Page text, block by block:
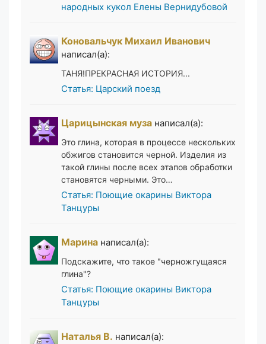
народных кукол Елены Вернидубовой
Коновальчук Михаил Иванович
написал(а):
ТАНЯ!ПРЕКРАСНАЯ ИСТОРИЯ...
Статья: Царский поезд
Царицынская муза написал(а):
Это глина, которая в процессе нескольких
обжигов становится черной. Изделия из
такой глины после всех этапов обработки
становятся черными. Это…
Статья: Поющие окарины Виктора
Танцуры
Марина написал(а):
Подскажите, что такое "черножгущаяся
глина"?
Статья: Поющие окарины Виктора
Танцуры
Наталья В. написал(а):